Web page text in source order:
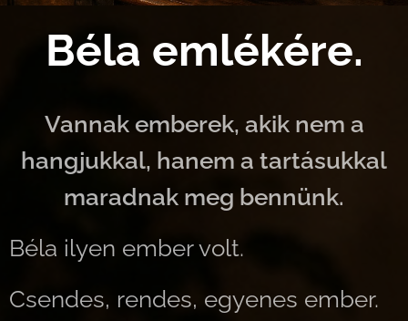
Béla emlékére.
Vannak emberek, akik nem a
hangjukkal, hanem a tartásukkal
maradnak meg bennünk.
Béla ilyen ember volt.
Csendes, rendes, egyenes ember.